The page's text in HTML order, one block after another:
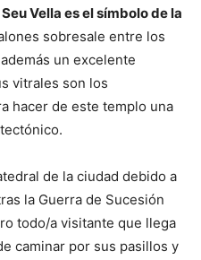
Seu Vella es el símbolo de la
sobresale entre los
un excelente
vitrales son los
hacer de este templo una
de la ciudad debido a
la Guerra de Sucesión
todo/a visitante que llega
caminar por sus pasillos y